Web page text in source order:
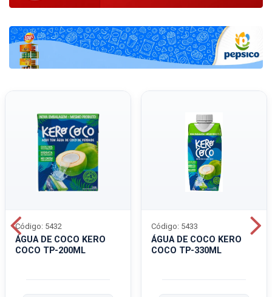
ÁGUA DE COCO KERO
COCO TP-200ML
Código: 5432
ÁGUA DE COCO KERO
COCO TP-330ML
Código: 5433